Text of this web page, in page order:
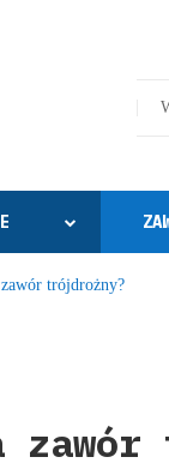
zawór trójdrożny?